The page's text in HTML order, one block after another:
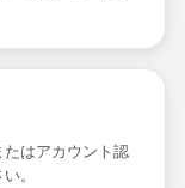
はアカウント認
。